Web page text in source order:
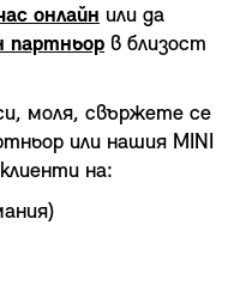
онлайн или да
партньор в близост
моля, свържете се
или нашия МINI
на: